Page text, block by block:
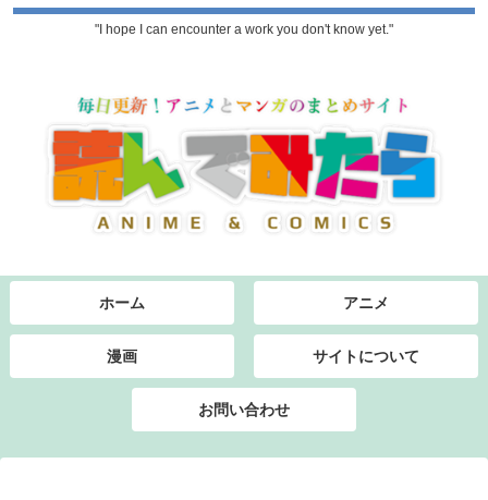
"I hope I can encounter a work you don't know yet."
ホーム アニメ
漫画 サイトについて
お問い合わせ